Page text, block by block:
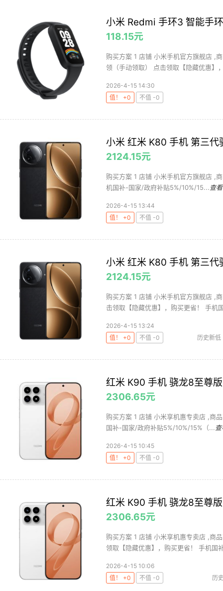
小米 Redmi 手环3 智能手
118.15元
购买方案 1 店铺 小米手机官方旗舰店 ,
领（手动领取） 点击领取【隐藏优惠】
2026-4-15 14:30
值！ +0
不值 -0
小米 红米 K80 手机 第三
2124.15元
购买方案 1 店铺 小米手机官方旗舰店 ,
机国补-国家/政府补贴5%/10%/15... 查
2026-4-15 13:44
值！ +0
不值 -0
小米 红米 K80 手机 第三
2124.15元
购买方案 1 店铺 小米手机官方旗舰店 ,
击领取【隐藏优惠】，购买更省！ 手机
2026-4-15 13:24
值！ +0
不值 -0 历史新低
红米 K90 手机 骁龙8至尊
2306.65元
购买方案 1 店铺 小米享机惠专卖店 ,商
国补-国家/政府补贴5%/10%/15%（...
2026-4-15 10:45
值！ +0
不值 -0
红米 K90 手机 骁龙8至尊
2306.65元
购买方案 1 店铺 小米享机惠专卖店 ,商
领取【隐藏优惠】，购买更省！ 手机国
2026-4-15 10:06
值！ +0
不值 -0 历